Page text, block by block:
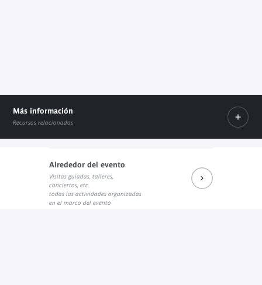
Más información
Recursos relacionados
programme PDF
Enlace externo
Alrededor del evento
Visitas guiadas, talleres,
conciertos, etc.
todas las actividades organizadas
en el marco del evento